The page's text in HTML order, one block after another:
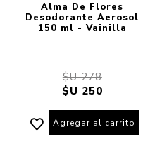
Alma De Flores
Desodorante Aerosol
150 ml - Vainilla
$U 278
$U 250
Agregar al carrito